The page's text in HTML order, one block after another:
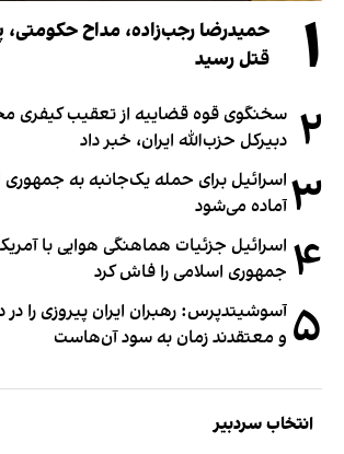
۱
حمیدرضا رجب‌زاده، مداح
قتل رسید
۲ سخنگوی قوه قضاییه از تعقیب کیفری
دبیر‌کل حزب‌الله ایران، خبر داد
۳ اسرائیل برای حمله یک‌جانبه به جمهوری
آماده می‌شود
۴ اسرائیل جزئیات هماهنگی هوایی با
جمهوری اسلامی را فاش کرد
۵ آسوشیتدپرس: رهبران ایران پیروزی را
و معتقدند زمان به سود آن‌هاست
انتخاب سردبیر